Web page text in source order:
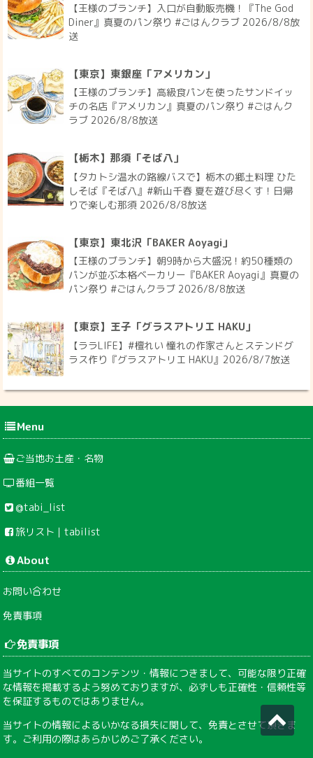
【王様のブランチ】入口が自動販売機！『The God
Diner』真夏のパン祭り #ごはんクラブ 2026/8/8放
送
【東京】東銀座「アメリカン」
【王様のブランチ】高級食パンを使ったサンドイッ
チの名店『アメリカン』真夏のパン祭り #ごはんク
ラブ 2026/8/8放送
【栃木】那須「そば八」
【タカトシ温水の路線バスで】栃木の郷土料理 ひた
しそば『そば八』#新山千春 夏を遊び尽くす！日帰
りで楽しむ那須 2026/8/8放送
【東京】東北沢「BAKER Aoyagi」
【王様のブランチ】朝9時から大盛況！約50種類の
パンが並ぶ本格ベーカリー『BAKER Aoyagi』真夏の
パン祭り #ごはんクラブ 2026/8/8放送
【東京】王子「グラスアトリエ HAKU」
【ララLIFE】#檀れい 憧れの作家さんとステンドグ
ラス作り『グラスアトリエ HAKU』2026/8/7放送
Menu
ご当地お土産・名物
番組一覧
@tabi_list
旅リスト｜tabilist
About
お問い合わせ
免責事項
免責事項
当サイトのすべてのコンテンツ・情報につきまして、可能な限り正確
な情報を掲載するよう努めておりますが、必ずしも正確性・信頼性等
を保証するものではありません。
当サイトの情報によるいかなる損失に関して、免責とさせて頂きま
す。ご利用の際はあらかじめご了承ください。